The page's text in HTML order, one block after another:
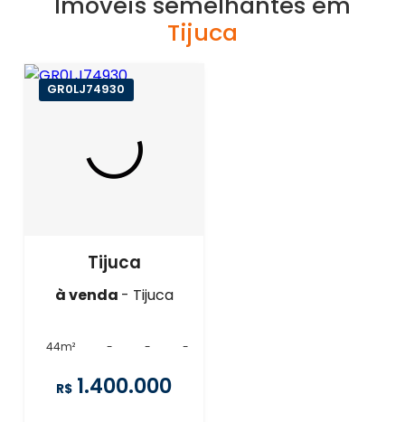
Tijuca
GR0LJ74930
Tijuca
à venda - Tijuca
44m² - - -
R$ 1.400.000